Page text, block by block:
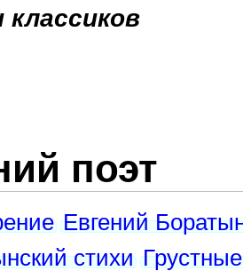
поэт
Евгений
стихи